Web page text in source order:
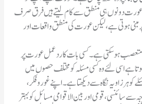
عورت دونوں ہی منطق سے کام لیتے ہیں فرق صرف
ہوتی ہے، لیکن عورت کی منطق واقعات اور
ہو سکتی ہے۔ کسی بات کارد عمل عورت پر
ہے اسی لئے وہ کسی مسئلہ کو مختلف حصوں میں
ہر زاویہ نگاہ سے دیکھتا ہے۔ اپنے غور وفکر ،
سائنسی، قومی اور بین الاقوامی مسائل کو بہتر